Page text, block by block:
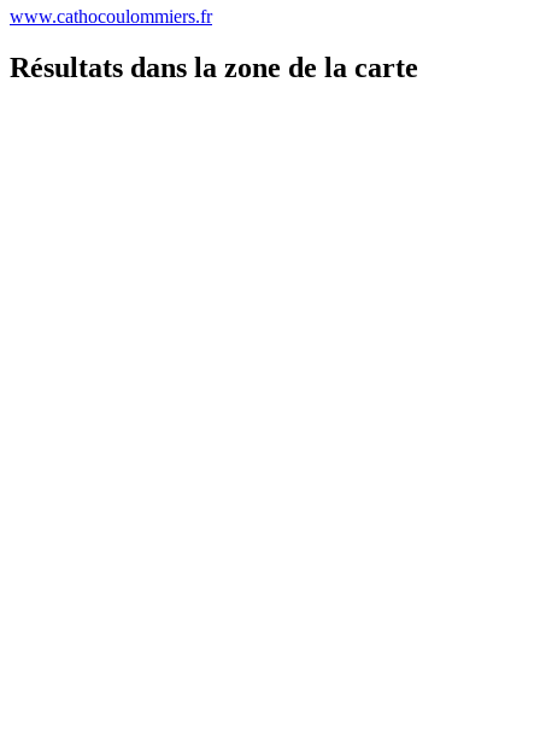
www.cathocoulommiers.fr
Résultats dans la zone de la carte